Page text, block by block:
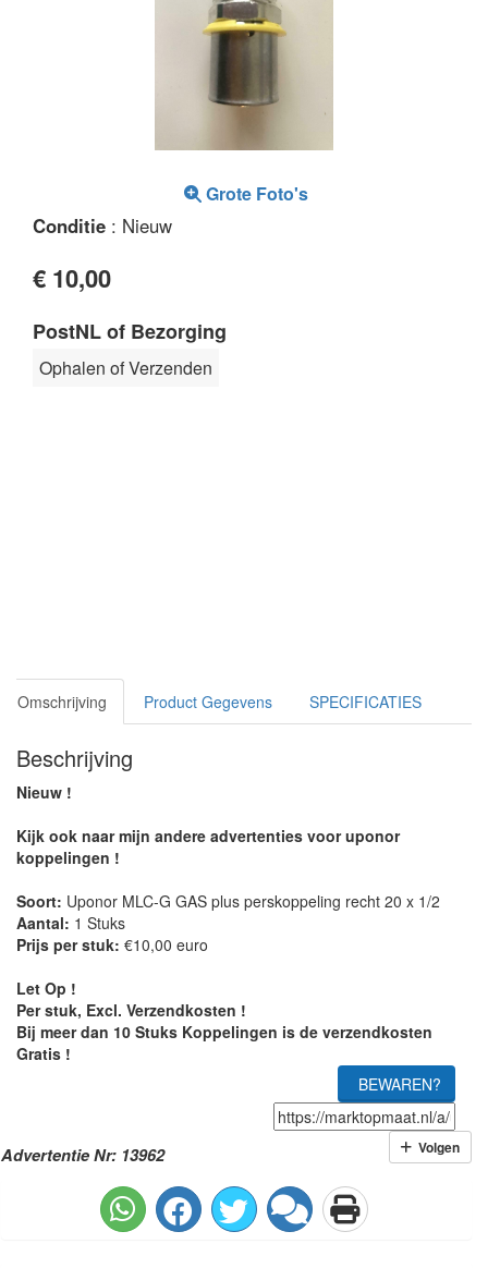
Grote Foto's
Conditie : Nieuw
€ 10,00
PostNL of Bezorging
Ophalen of Verzenden
Omschrijving Product Gegevens SPECIFICATIES
Beschrijving
Nieuw !
Kijk ook naar mijn andere advertenties voor uponor
koppelingen !
Soort: Uponor MLC-G GAS plus perskoppeling recht 20 x 1/2
Aantal: 1 Stuks
Prijs per stuk: €10,00 euro
Let Op !
Per stuk, Excl. Verzendkosten !
Bij meer dan 10 Stuks Koppelingen is de verzendkosten
Gratis !
BEWAREN?
Advertentie Nr: 13962 Volgen